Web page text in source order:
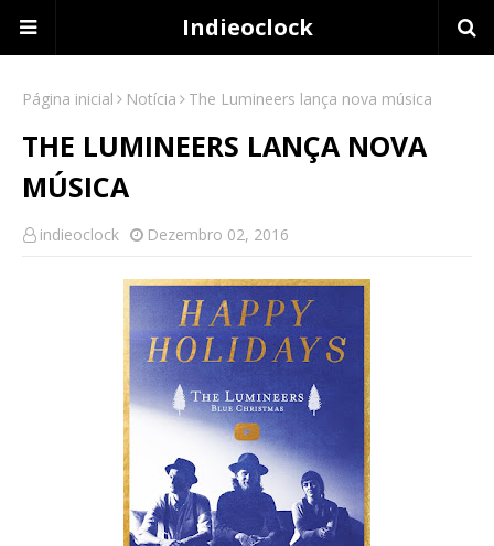
Indieoclock
Página inicial Notícia The Lumineers lança nova música
THE LUMINEERS LANÇA NOVA
MÚSICA
indieoclock Dezembro 02, 2016